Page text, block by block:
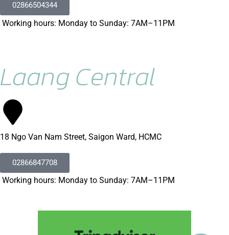
02866504344
Working hours: Monday to Sunday: 7AM–11PM
Laang Central
18 Ngo Van Nam Street, Saigon Ward, HCMC
02866847708
Working hours: Monday to Sunday: 7AM–11PM